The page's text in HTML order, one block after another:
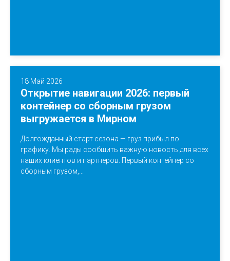
18 Май 2026
Открытие навигации 2026: первый
контейнер со сборным грузом
выгружается в Мирном
Долгожданный старт сезона — груз прибыл по
графику. Мы рады сообщить важную новость для всех
наших клиентов и партнеров. Первый контейнер со
сборным грузом,...